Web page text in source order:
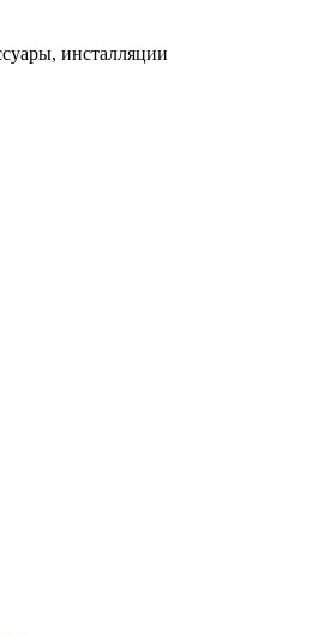
инсталляции